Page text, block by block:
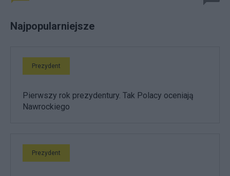
Najpopularniejsze
Prezydent
Pierwszy rok prezydentury. Tak Polacy oceniają
Nawrockiego
Prezydent